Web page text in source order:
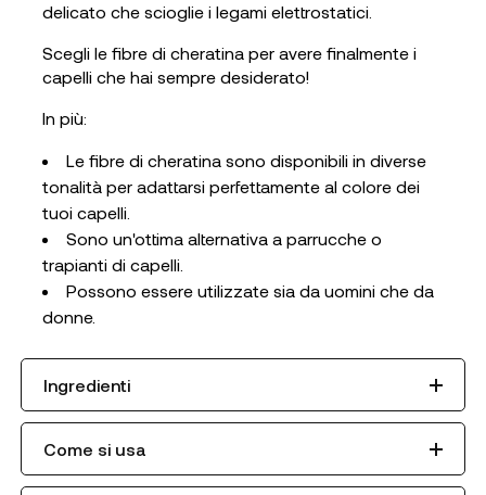
delicato che scioglie i legami elettrostatici.
Scegli le fibre di cheratina per avere finalmente i
capelli che hai sempre desiderato!
In più:
Le fibre di cheratina sono disponibili in diverse
tonalità per adattarsi perfettamente al colore dei
tuoi capelli.
Sono un'ottima alternativa a parrucche o
trapianti di capelli.
Possono essere utilizzate sia da uomini che da
donne.
Ingredienti
Come si usa